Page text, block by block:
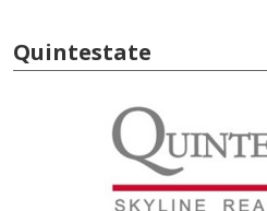
Quintestate